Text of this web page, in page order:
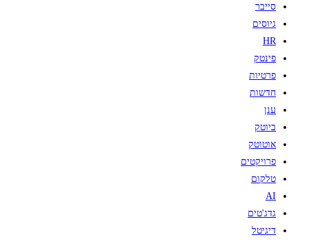
סייבר
גיוסים
HR
פינטק
פרטיות
חדשות
ענן
ביוטק
אוטוטק
פרויקטים
טלקום
AI
גדג'טים
דיגיטל